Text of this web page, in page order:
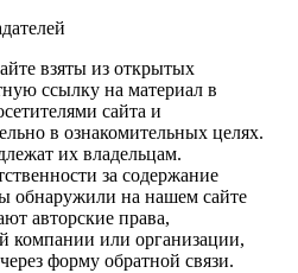
взяты из открытых
ссылку на материал в
сайта и
в ознакомительных целях.
их владельцам.
за содержание
обнаружили на нашем сайте
авторские права,
или организации,
форму обратной связи.